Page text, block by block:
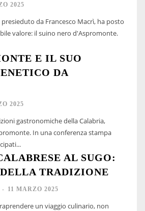
2025
da Francesco Macrì, ha posto
valore: il suino nero d'Aspromonte.
E IL SUO
DA
2025
gastronomiche della Calabria,
stampa
AL SUGO:
TRADIZIONE
- 11 MARZO 2025
un viaggio culinario, non